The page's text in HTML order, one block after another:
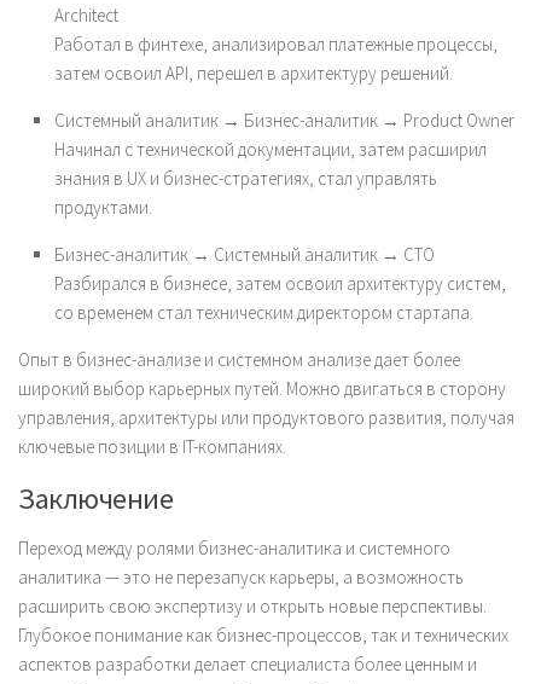
Architect
Работал в финтехе, анализировал платежные процессы,
затем освоил API, перешел в архитектуру решений.
Системный аналитик → Бизнес-аналитик → Product Owner
Начинал с технической документации, затем расширил
знания в UX и бизнес-стратегиях, стал управлять
продуктами.
Бизнес-аналитик → Системный аналитик → CTO
Разбирался в бизнесе, затем освоил архитектуру систем,
со временем стал техническим директором стартапа.
Опыт в бизнес-анализе и системном анализе дает более
широкий выбор карьерных путей. Можно двигаться в сторону
управления, архитектуры или продуктового развития, получая
ключевые позиции в IT-компаниях.
Заключение
Переход между ролями бизнес-аналитика и системного
аналитика — это не перезапуск карьеры, а возможность
расширить свою экспертизу и открыть новые перспективы.
Глубокое понимание как бизнес-процессов, так и технических
аспектов разработки делает специалиста более ценным и